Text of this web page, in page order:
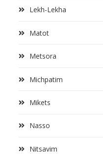
Lekh-Lekha
Matot
Metsora
Michpatim
Mikets
Nasso
Nitsavim